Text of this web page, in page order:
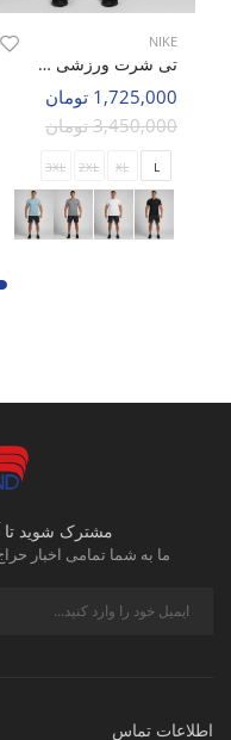
NIKE
تی شرت ورزشی مردانه نایک Nike Silvex M
1,725,000 تومان
3,450,000 تومان
L
XL
2XL
3XL
مشترک شوید تا
ما به شما تمامی اخبار
اطلاعات تماس